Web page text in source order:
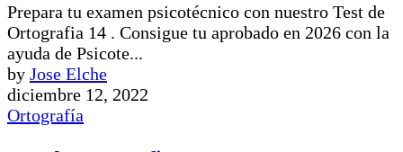
Prepara tu examen psicotécnico con nuestro Test de
Ortografia 14 . Consigue tu aprobado en 2026 con la
ayuda de Psicote...
by Jose Elche
diciembre 12, 2022
Ortografía